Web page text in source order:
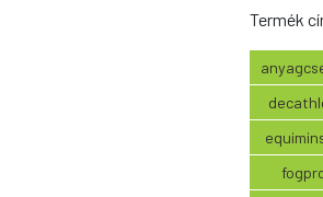
Termék